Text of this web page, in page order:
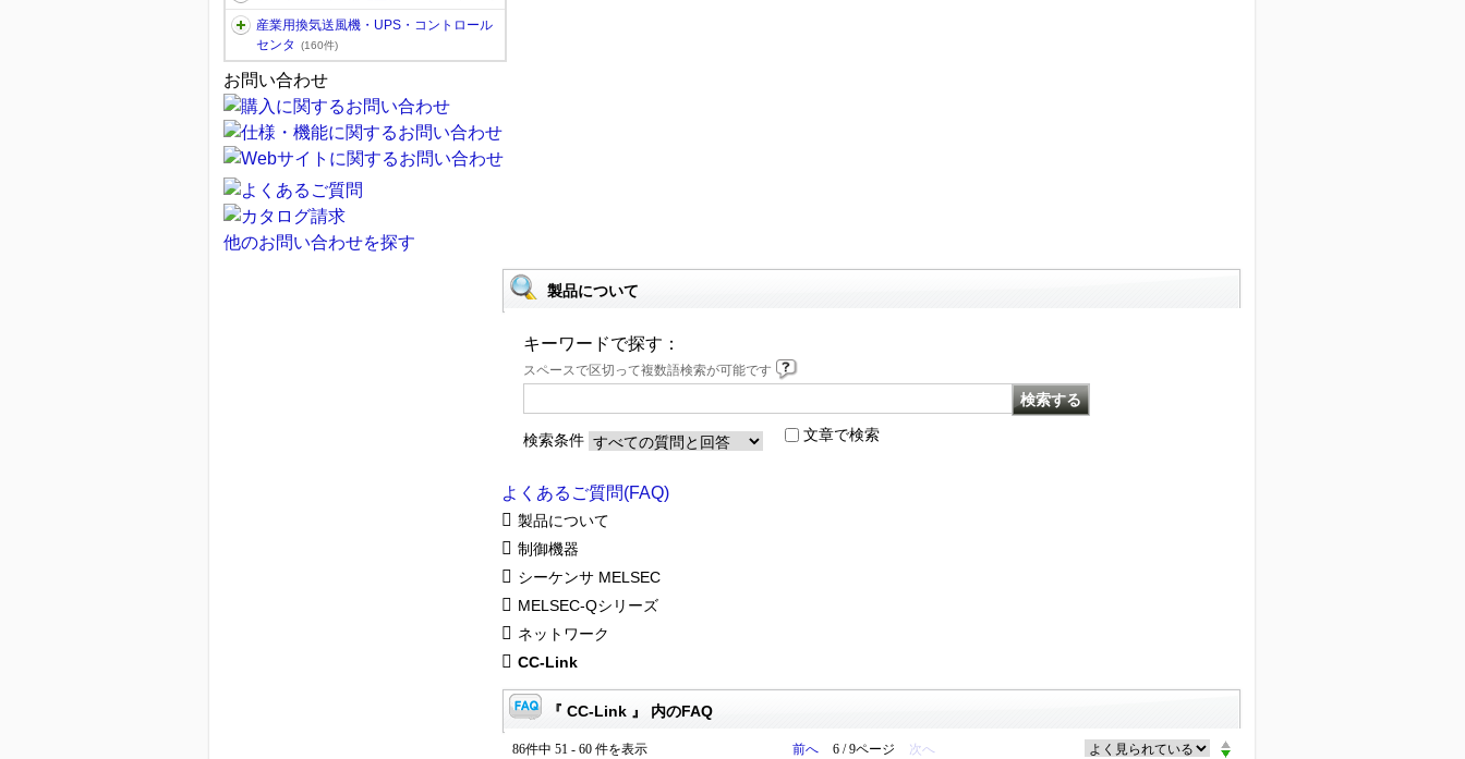
産業用換気送風機・UPS・コントロール
センタ
(160件)
お問い合わせ
他のお問い合わせを探す
製品について
キーワードで探す：
スペースで区切って複数語検索が可能です
検索条件 文章で検索
よくあるご質問(FAQ)
製品について
制御機器
シーケンサ MELSEC
MELSEC-Qシリーズ
ネットワーク
CC-Link
『 CC-Link 』 内のFAQ
86件中 51 - 60 件を表示 前へ 6 / 9ページ 次へ